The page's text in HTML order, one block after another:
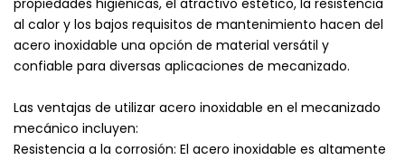
propiedades higiénicas, el atractivo estético, la resistencia
al calor y los bajos requisitos de mantenimiento hacen del
acero inoxidable una opción de material versátil y
confiable para diversas aplicaciones de mecanizado.
Las ventajas de utilizar acero inoxidable en el mecanizado
mecánico incluyen:
Resistencia a la corrosión: El acero inoxidable es altamente